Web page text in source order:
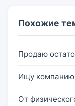
Похожие
Продаю
Ищу компанию
От